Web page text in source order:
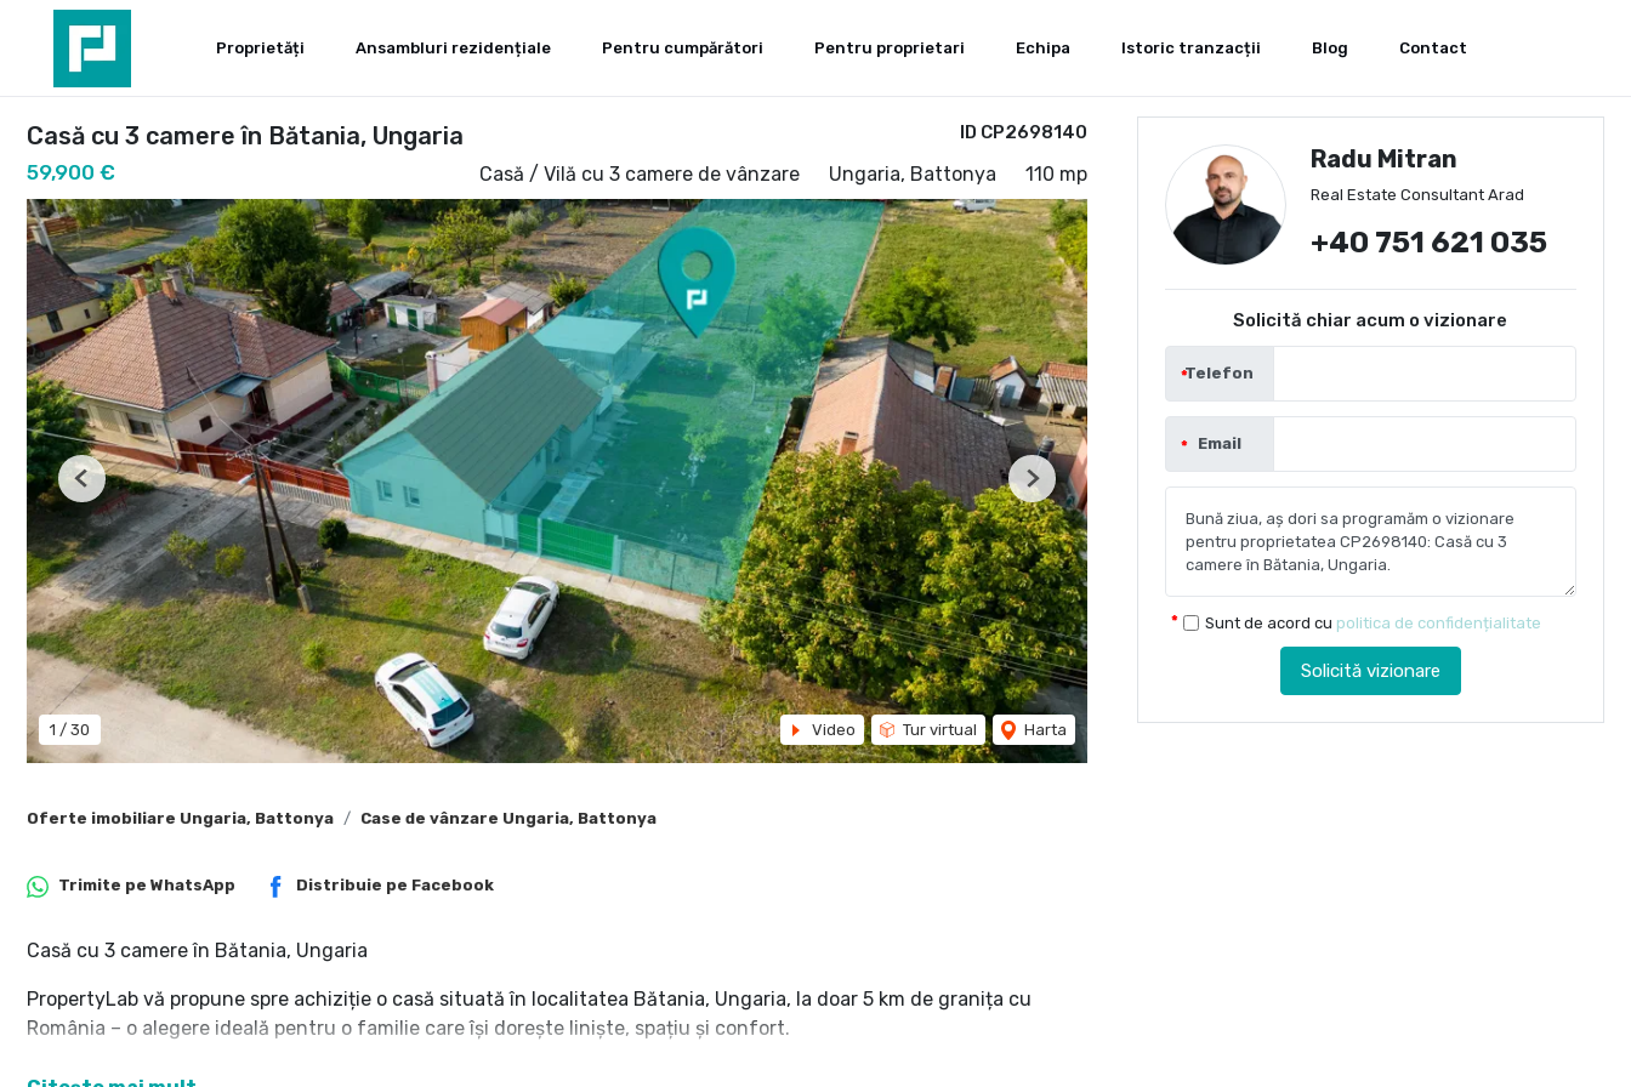
Proprietăți Ansambluri rezidențiale Pentru cumpărători Pentru proprietari Echipa Istoric tranzacții Blog Contact
ID CP2698140
Casă cu 3 camere în Bătania, Ungaria
59,900 € Casă / Vilă cu 3 camere de vânzare Ungaria, Battonya 110 mp
1 / 30 Video Tur virtual Harta
Previous Next
Oferte imobiliare Ungaria, Battonya Case de vânzare Ungaria, Battonya
Trimite pe WhatsApp Distribuie pe Facebook
Casă cu 3 camere în Bătania, Ungaria
PropertyLab vă propune spre achiziție o casă situată în localitatea Bătania, Ungaria, la doar 5 km de granița cu
România – o alegere ideală pentru o familie care își dorește liniște, spațiu și confort.
Caracteristici principale:
Radu Mitran
Real Estate Consultant Arad
+40 751 621 035
Solicită chiar acum o vizionare
Telefon
Email
Sunt de acord cu politica de confidențialitate
Solicită vizionare